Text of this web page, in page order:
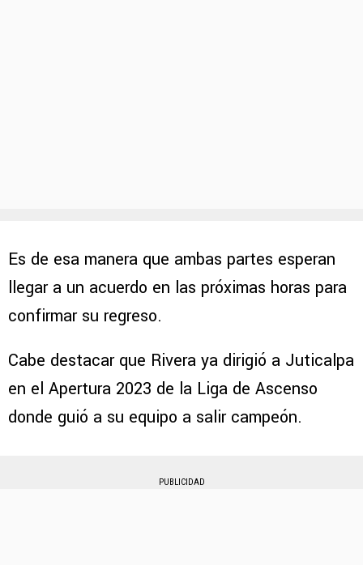
Es de esa manera que ambas partes esperan
llegar a un acuerdo en las próximas horas para
confirmar su regreso.
Cabe destacar que Rivera ya dirigió a Juticalpa
en el Apertura 2023 de la Liga de Ascenso
donde guió a su equipo a salir campeón.
PUBLICIDAD